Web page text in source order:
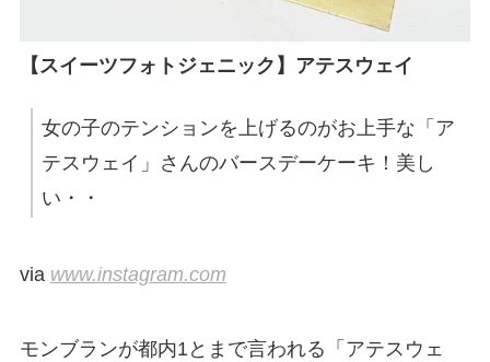
【スイーツフォトジェニック】アテスウェイ
女の子のテンションを上げるのがお上手な「ア
テスウェイ」さんのバースデーケーキ！美し
い・・
via www.instagram.com
モンブランが都内1とまで言われる「アテスウェ